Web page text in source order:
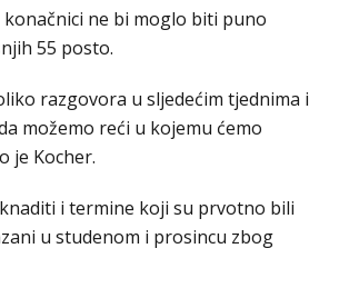
konačnici ne bi moglo biti puno
55 posto.
razgovora u sljedećim tjednima i
možemo reći u kojemu ćemo
je Kocher.
i termine koji su prvotno bili
u studenom i prosincu zbog